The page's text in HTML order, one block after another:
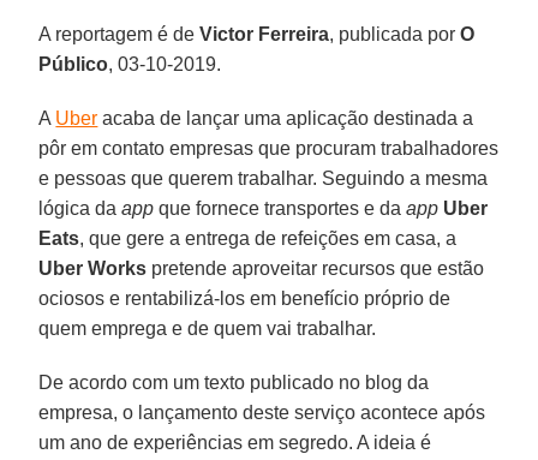
A reportagem é deVictor Ferreira, publicada porO
Público, 03-10-2019.
A Uber acaba de lançar uma aplicação destinada a
pôr em contato empresas que procuram trabalhadores
e pessoas que querem trabalhar. Seguindo a mesma
lógica daapp que fornece transportes e daapp Uber
Eats, que gere a entrega de refeições em casa, a
Uber Works pretende aproveitar recursos que estão
ociosos e rentabilizá-los em benefício próprio de
quem emprega e de quem vai trabalhar.
De acordo com um texto publicado no blog da
empresa, o lançamento deste serviço acontece após
um ano de experiências em segredo. A ideia é